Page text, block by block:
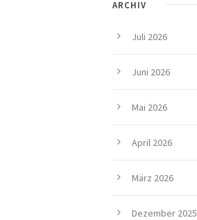
ARCHIV
Juli 2026
Juni 2026
Mai 2026
April 2026
März 2026
Dezember 2025